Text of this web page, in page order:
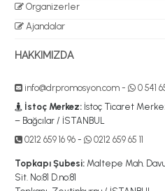
Organizerler
Ajandalar
HAKKIMIZDA
info@drpromosyon.com -
0 541
İstoç Merkez: İstoç Ticaret
– Bağcılar / İSTANBUL
0212 659 16 96 - 0212 659 65 11
Topkapı Şubesi: Maltepe Mah.
Sit. No:81 D.no:81